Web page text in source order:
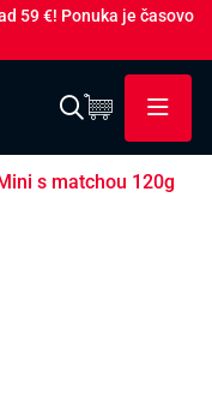
59 €! Ponuka je časovo
s matchou 120g